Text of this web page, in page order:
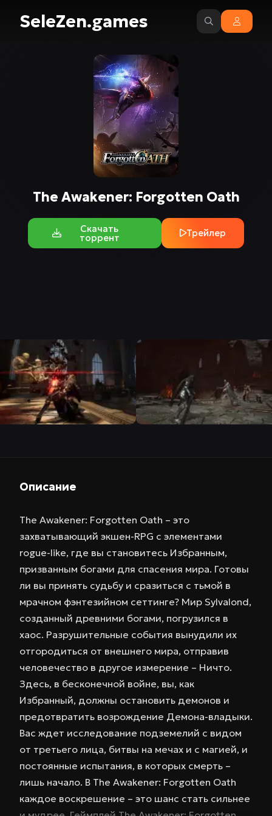
SeleZen.games
The Awakener: Forgotten Oath
Скачать
торрент Трейлер
Описание
The Awakener: Forgotten Oath – это
захватывающий экшен-RPG с элементами
rogue-like, где вы становитесь Избранным,
призванным богами для спасения мира. Готовы
ли вы принять судьбу и сразиться с тьмой в
мрачном фэнтезийном сеттинге? Мир Sylvalond,
созданный древними богами, погрузился в
хаос. Разрушительные события вынудили их
отгородиться от внешнего мира, отправив
человечество в другое измерение – Ничто.
Здесь, в бесконечной войне, вы, как
Избранный, должны остановить демонов и
предотвратить возрождение Демона-владыки.
Вас ждет исследование подземелий с видом
от третьего лица, битвы на мечах и с магией, и
постоянные испытания, в которых смерть –
лишь начало. В The Awakener: Forgotten Oath
каждое воскрешение – это шанс стать сильнее